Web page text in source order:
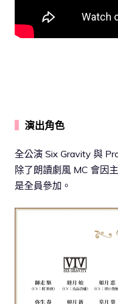
演出角色
全公演 Six Gravity 與
除了朗讀劇風 MC 會因
是全員參加。